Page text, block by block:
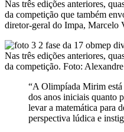
Nas três edições anteriores,
da competição que também
diretor-geral do Impa, Marcelo
Nas três edições anteriores,
da competição. Foto:
“A Olimpíada Mirim está
dos anos iniciais quanto
levar a matemática para
perspectiva lúdica e